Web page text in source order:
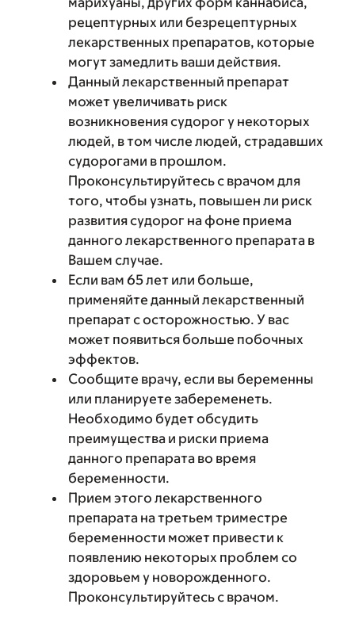
рецептурных или безрецептурных
лекарственных препаратов, которые
могут замедлить ваши действия.
Данный лекарственный препарат
может увеличивать риск
возникновения судорог у некоторых
людей, в том числе людей, страдавших
судорогами в прошлом.
Проконсультируйтесь с врачом для
того, чтобы узнать, повышен ли риск
развития судорог на фоне приема
данного лекарственного препарата в
Вашем случае.
Если вам 65 лет или больше,
применяйте данный лекарственный
препарат с осторожностью. У вас
может появиться больше побочных
эффектов.
Сообщите врачу, если вы беременны
или планируете забеременеть.
Необходимо будет обсудить
преимущества и риски приема
данного препарата во время
беременности.
Прием этого лекарственного
препарата на третьем триместре
беременности может привести к
появлению некоторых проблем со
здоровьем у новорожденного.
Проконсультируйтесь с врачом.